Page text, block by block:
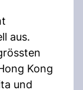
aus.
Kong
und